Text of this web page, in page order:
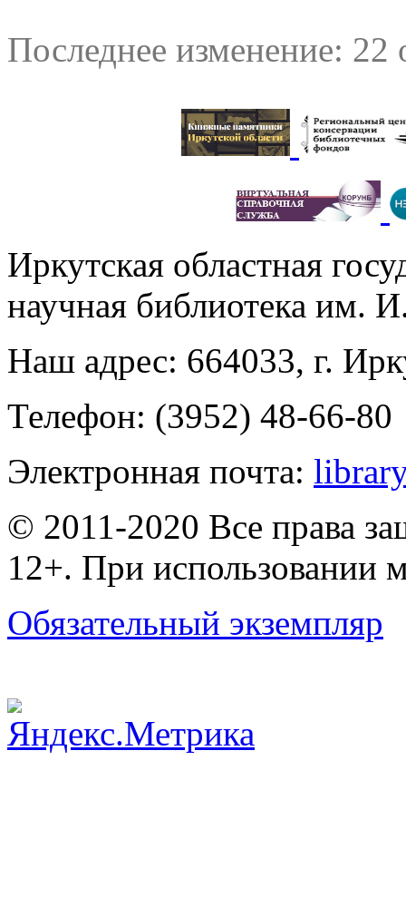
Последнее изменение: 22
Иркутская областная
научная библиотека им.
Наш адрес: 664033, г.
Телефон: (3952) 48-66-80
Электронная почта:
© 2011-2020 Все права
12+. При использовании
Обязательный экземпляр